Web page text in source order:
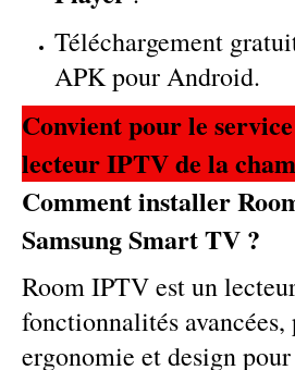
Téléchargement
APK pour Android.
Convient pour le
lecteur IPTV de la
Comment installer
Samsung Smart TV ?
Room IPTV est un
fonctionnalités avancées,
ergonomie et design